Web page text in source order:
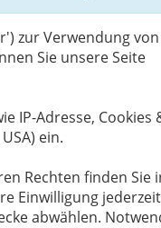
zur Verwendung von
Sie unsere Seite
IP-Adresse, Cookies
ein.
Rechten finden Sie
Einwilligung jederzeit
abwählen.